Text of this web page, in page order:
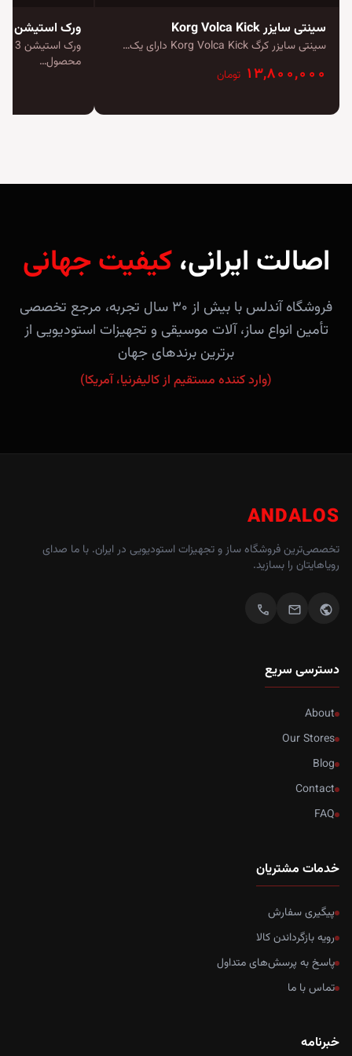
سینتی سایزر Korg Volca Kick
سینتی سایزر کرگ Korg Volca Kick دارای یک…
۱۳,۸۰۰,۰۰۰ تومان
ورک استیشن Korg Kronos 3
محصول…
اصالت ایرانی،کیفیت جهانی
فروشگاه آندلس با بیش از ۳۰ سال تجربه، مرجع تخصصی
تأمین انواع ساز، آلات موسیقی و تجهیزات استودیویی از
برترین برندهای جهان
(وارد کننده مستقیم از کالیفرنیا، آمریکا)
ANDALOS
تخصصی‌ترین فروشگاه ساز و تجهیزات استودیویی در ایران. با ما صدای
رویاهایتان را بسازید.
public
mail
call
دسترسی سریع
About
Our Stores
Blog
Contact
FAQ
خدمات مشتریان
پیگیری سفارش
رویه بازگرداندن کالا
پاسخ به پرسش‌های متداول
تماس با ما
خبرنامه